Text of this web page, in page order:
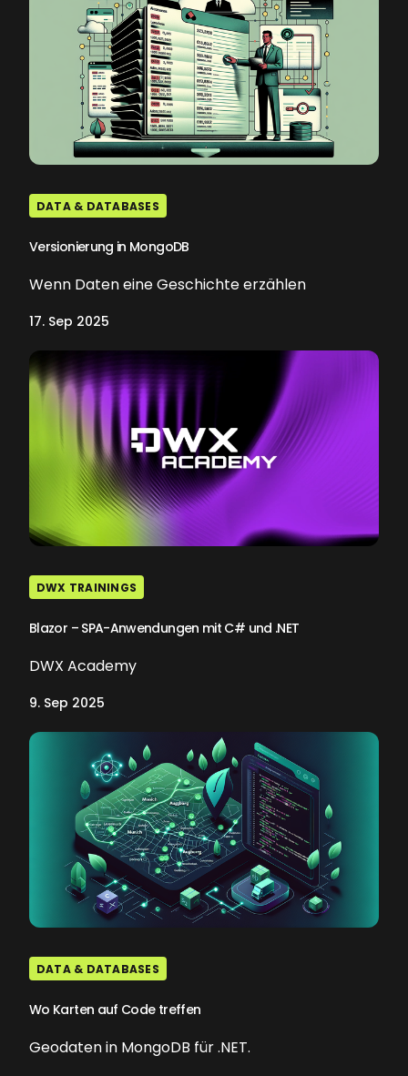
DATA & DATABASES
Versionierung in MongoDB
Wenn Daten eine Geschichte erzählen
17. Sep 2025
DWX TRAININGS
Blazor – SPA-Anwendungen mit C# und .NET
DWX Academy
9. Sep 2025
DATA & DATABASES
Wo Karten auf Code treffen
Geodaten in MongoDB für .NET.